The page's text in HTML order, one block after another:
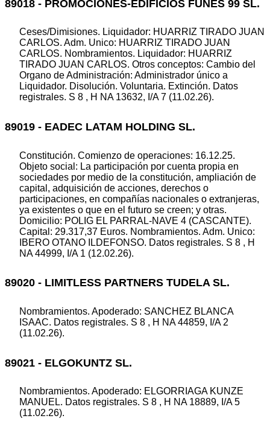
89018 - PROMOCIONES-EDIFICIOS FUNES 99 SL.
Ceses/Dimisiones. Liquidador: HUARRIZ TIRADO JUAN
CARLOS. Adm. Unico: HUARRIZ TIRADO JUAN
CARLOS. Nombramientos. Liquidador: HUARRIZ
TIRADO JUAN CARLOS. Otros conceptos: Cambio del
Organo de Administración: Administrador único a
Liquidador. Disolución. Voluntaria. Extinción. Datos
registrales. S 8 , H NA 13632, I/A 7 (11.02.26).
89019 - EADEC LATAM HOLDING SL.
Constitución. Comienzo de operaciones: 16.12.25.
Objeto social: La participación por cuenta propia en
sociedades por medio de la constitución, ampliación de
capital, adquisición de acciones, derechos o
participaciones, en compañías nacionales o extranjeras,
ya existentes o que en el futuro se creen; y otras.
Domicilio: POLIG EL PARRAL-NAVE 4 (CASCANTE).
Capital: 29.317,37 Euros. Nombramientos. Adm. Unico:
IBERO OTANO ILDEFONSO. Datos registrales. S 8 , H
NA 44999, I/A 1 (12.02.26).
89020 - LIMITLESS PARTNERS TUDELA SL.
Nombramientos. Apoderado: SANCHEZ BLANCA
ISAAC. Datos registrales. S 8 , H NA 44859, I/A 2
(11.02.26).
89021 - ELGOKUNTZ SL.
Nombramientos. Apoderado: ELGORRIAGA KUNZE
MANUEL. Datos registrales. S 8 , H NA 18889, I/A 5
(11.02.26).